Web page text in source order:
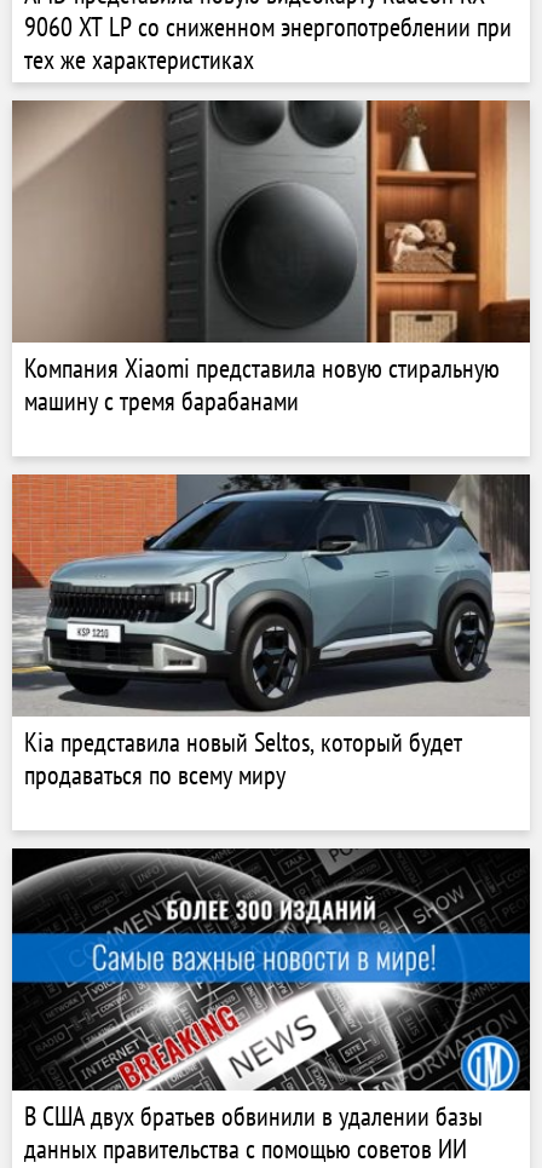
9060 XT LP со сниженном энергопотреблении при
тех же характеристиках
Компания Xiaomi представила новую стиральную
машину с тремя барабанами
Kia представила новый Seltos, который будет
продаваться по всему миру
В США двух братьев обвинили в удалении базы
данных правительства с помощью советов ИИ